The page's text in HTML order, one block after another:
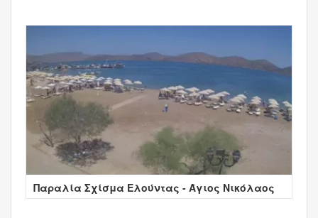
Παραλία Σχίσμα Ελούντας - Άγιος Νικόλαος